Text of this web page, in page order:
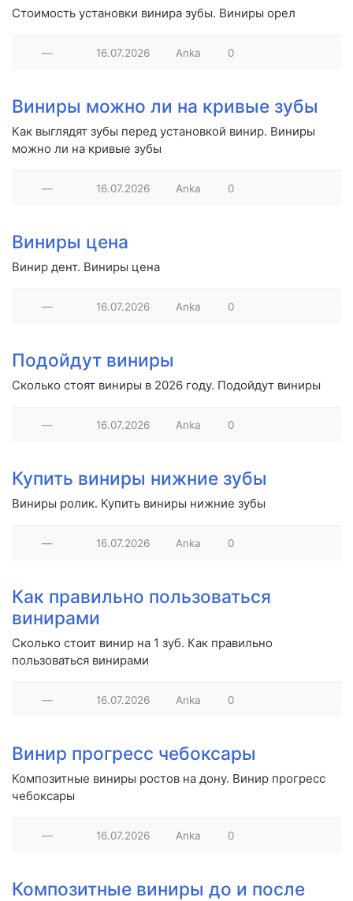
Стоимость установки винира зубы. Виниры орел
— 16.07.2026 Anka 0
Виниры можно ли на кривые зубы
Как выглядят зубы перед установкой винир. Виниры
можно ли на кривые зубы
— 16.07.2026 Anka 0
Виниры цена
Винир дент. Виниры цена
— 16.07.2026 Anka 0
Подойдут виниры
Сколько стоят виниры в 2026 году. Подойдут виниры
— 16.07.2026 Anka 0
Купить виниры нижние зубы
Виниры ролик. Купить виниры нижние зубы
— 16.07.2026 Anka 0
Как правильно пользоваться
винирами
Сколько стоит винир на 1 зуб. Как правильно
пользоваться винирами
— 16.07.2026 Anka 0
Винир прогресс чебоксары
Композитные виниры ростов на дону. Винир прогресс
чебоксары
— 16.07.2026 Anka 0
Композитные виниры до и после